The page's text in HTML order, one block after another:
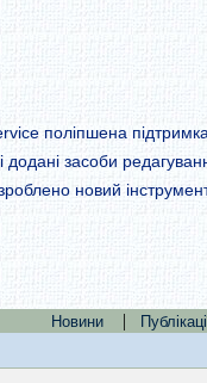
поліпшена підтримка
засоби
новий
Новини |